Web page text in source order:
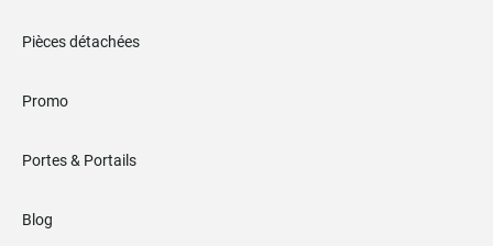
Pièces détachées
Promo
Portes & Portails
Blog